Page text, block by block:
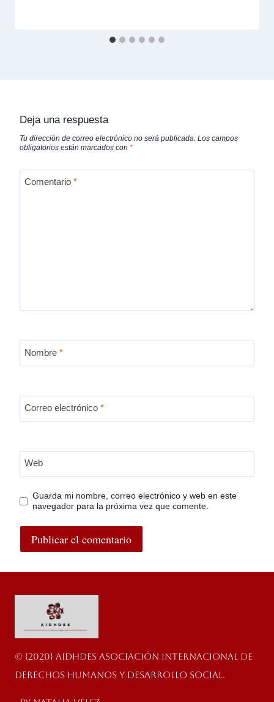
Deja una respuesta
Tu dirección de correo electrónico no será publicada. Los campos
obligatorios están marcados con *
Comentario *
Nombre *
Correo electrónico *
Web
Guarda mi nombre, correo electrónico y web en este
navegador para la próxima vez que comente.
© {2020} AIDHDES Asociación Internacional de
Derechos Humanos y Desarrollo Social.